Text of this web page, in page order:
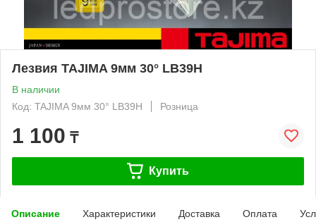
Лезвия TAJIMA 9мм 30° LB39H
В наличии
Код: TAJIMA 9мм 30° LB39H
Розница
1 100 ₸
Купить
Описание Характеристики Доставка Оплата